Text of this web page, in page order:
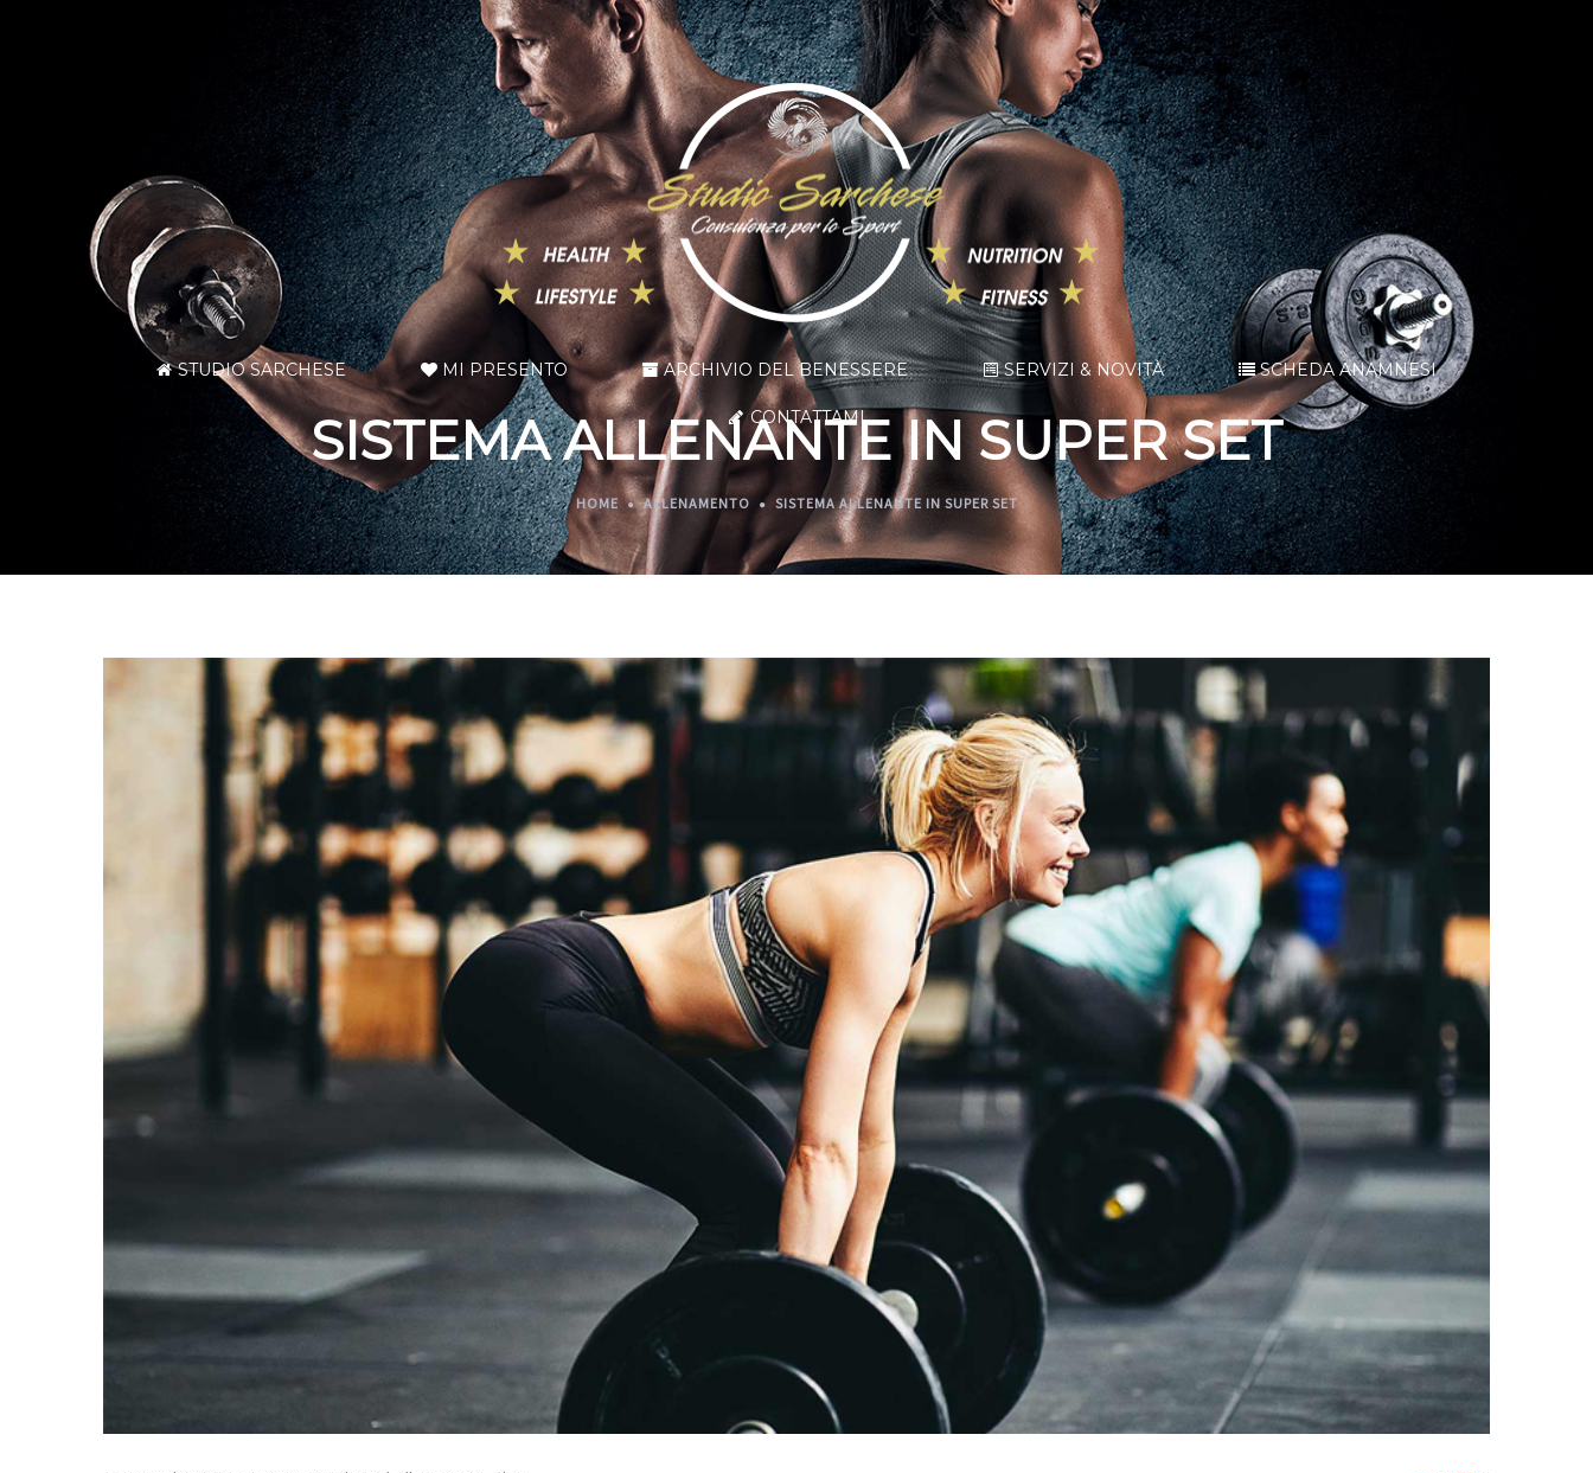
STUDIO SARCHESE MI PRESENTO ARCHIVIO DEL BENESSERE SERVIZI & NOVITÀ SCHEDA ANAMNESI
CONTATTAMI
SISTEMA ALLENANTE IN SUPER SET
HOME ALLENAMENTO SISTEMA ALLENANTE IN SUPER SET